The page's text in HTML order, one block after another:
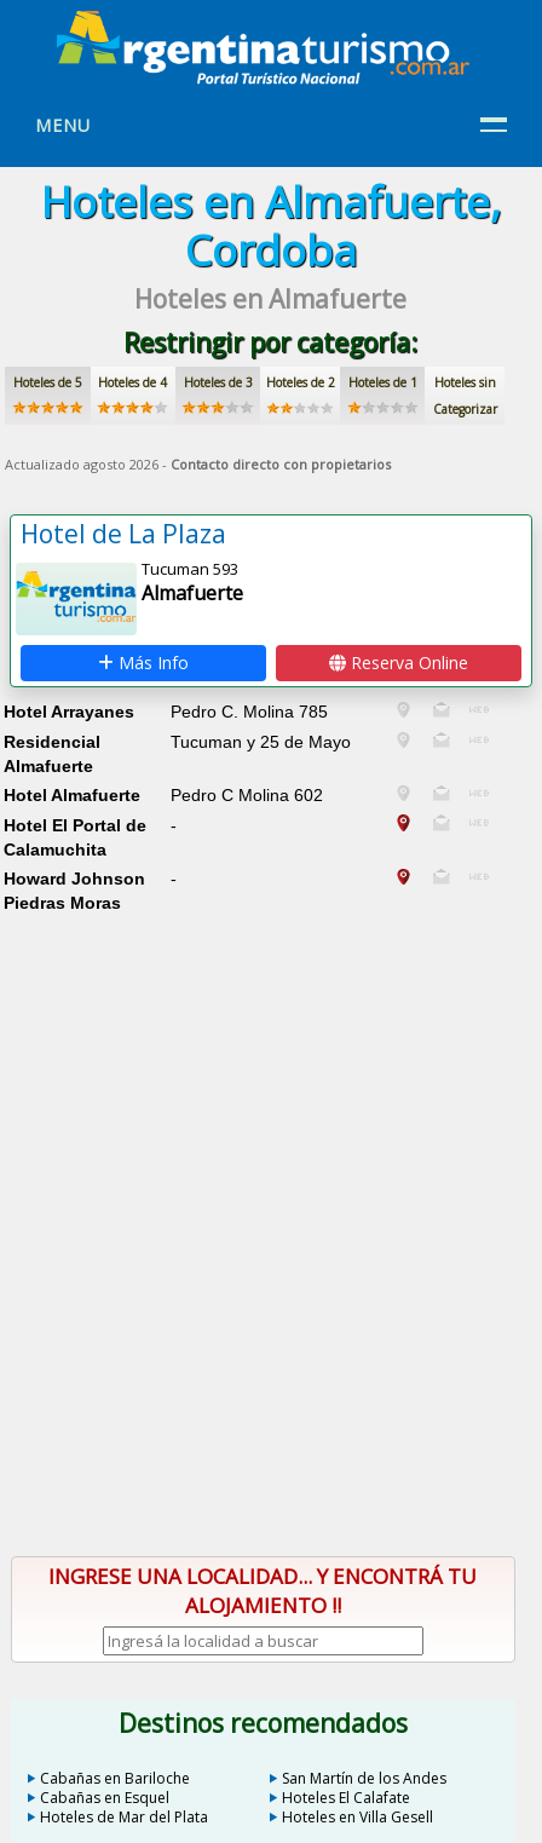
MENU
Hoteles en Almafuerte,
Cordoba
Hoteles en Almafuerte
Restringir por categoría:
Hoteles de 5 Hoteles de 4 Hoteles de 3 Hoteles de 2 Hoteles de 1
Hoteles sin
Categorizar
Actualizado agosto 2026 - Contacto directo con propietarios
Hotel de La Plaza
Tucuman 593
Almafuerte
Más Info Reserva Online
Hotel Arrayanes
Pedro C. Molina 785
Residencial
Almafuerte
Tucuman y 25 de Mayo
Hotel Almafuerte
Pedro C Molina 602
Hotel El Portal de
Calamuchita
-
Howard Johnson
Piedras Moras
-
INGRESE UNA LOCALIDAD... Y ENCONTRÁ TU
ALOJAMIENTO !!
Destinos recomendados
Cabañas en Bariloche
San Martín de los Andes
Cabañas en Esquel
Hoteles El Calafate
Hoteles de Mar del Plata
Hoteles en Villa Gesell